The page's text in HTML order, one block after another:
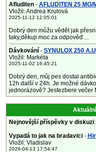
Afluditen- AFLUDITEN 25
Vložil: Andrea Krulová
2025-11-12 12:05:01
Dobrý den můžu vědět jak
taky,děkuji moc za odpověď ...
Dávkování - SYNULOX 250
Vložil: Markéta
2025-11-02 16:45:21
Dobrý den, můj pes dostal
12h další v 24h. Je možné
jednorázově? Jestezbere večer
Aktuální
Nejnovější příspěvky v diskuzi:
Vypadá to jak na bradavici -
Vložil: Vladislav
2026-04-13 17:54:47